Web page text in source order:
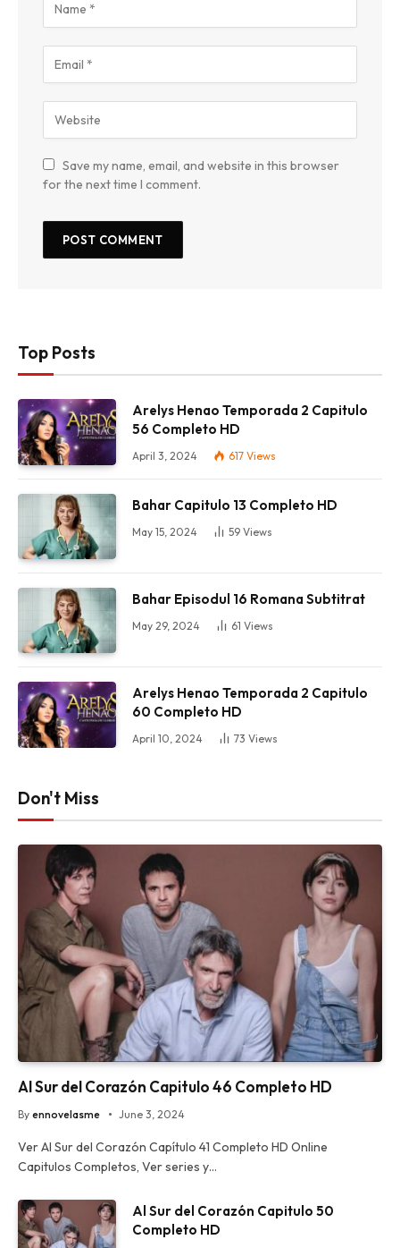
Save my name, email, and website in this browser
for the next time I comment.
Top Posts
Arelys Henao Temporada 2 Capitulo
56 Completo HD
April 3, 2024 617 Views
Bahar Capitulo 13 Completo HD
May 15, 2024 59 Views
Bahar Episodul 16 Romana Subtitrat
May 29, 2024 61 Views
Arelys Henao Temporada 2 Capitulo
60 Completo HD
April 10, 2024 73 Views
Don't Miss
Al Sur del Corazón Capitulo 46 Completo HD
By ennovelasme June 3, 2024
Ver Al Sur del Corazón Capítulo 41 Completo HD Online
Capitulos Completos, Ver series y…
Al Sur del Corazón Capitulo 50
Completo HD